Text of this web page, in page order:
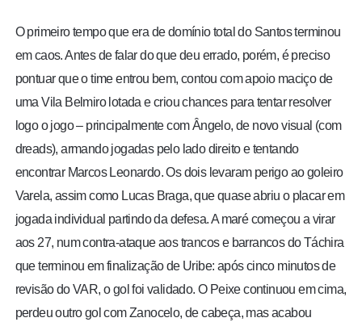
O primeiro tempo que era de domínio total do Santos terminou
em caos. Antes de falar do que deu errado, porém, é preciso
pontuar que o time entrou bem, contou com apoio maciço de
uma Vila Belmiro lotada e criou chances para tentar resolver
logo o jogo – principalmente com Ângelo, de novo visual (com
dreads), armando jogadas pelo lado direito e tentando
encontrar Marcos Leonardo. Os dois levaram perigo ao goleiro
Varela, assim como Lucas Braga, que quase abriu o placar em
jogada individual partindo da defesa. A maré começou a virar
aos 27, num contra-ataque aos trancos e barrancos do Táchira
que terminou em finalização de Uribe: após cinco minutos de
revisão do VAR, o gol foi validado. O Peixe continuou em cima,
perdeu outro gol com Zanocelo, de cabeça, mas acabou